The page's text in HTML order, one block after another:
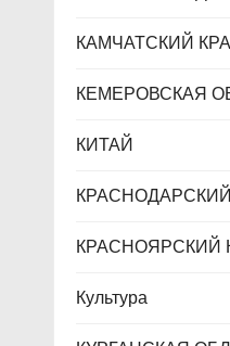
КАМЧАТСКИЙ
КЕМЕРОВСКАЯ
КИТАЙ
КРАСНОЯРСКИЙ
Культура